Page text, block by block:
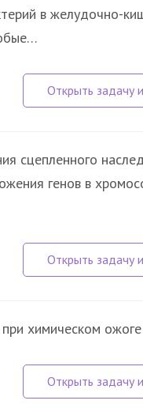
в желудочно-
сцепленного
генов в
химическом